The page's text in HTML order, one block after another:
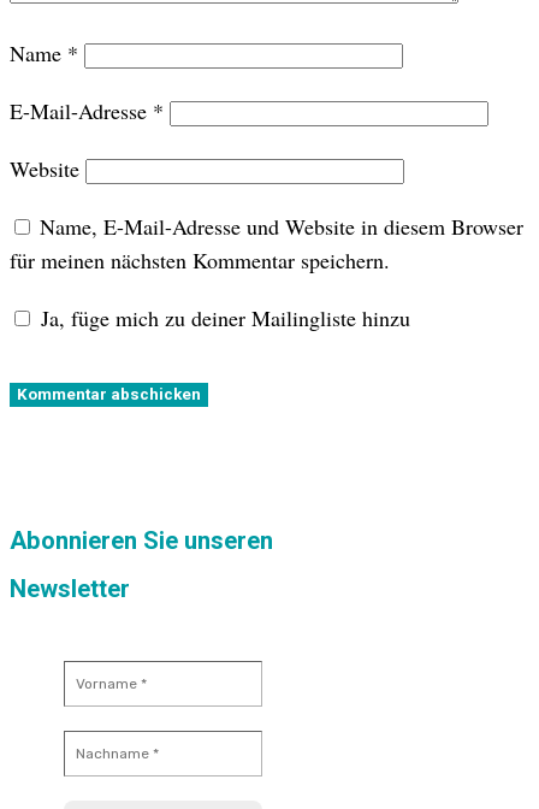
Name *
E-Mail-Adresse *
Website
Name, E-Mail-Adresse und Website in diesem Browser
für meinen nächsten Kommentar speichern.
Ja, füge mich zu deiner Mailingliste hinzu
Kommentar abschicken
Abonnieren Sie unseren
Newsletter